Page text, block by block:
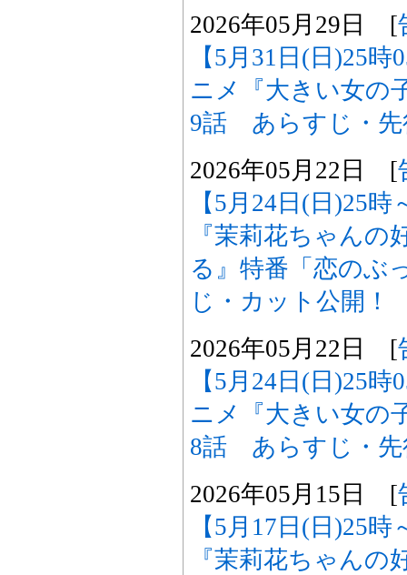
2026年05月29日 [
【5月31日(日)25
ニメ『大きい女の
9話 あらすじ・先
2026年05月22日 [
【5月24日(日)25
『茉莉花ちゃん
る』特番「恋のぶ
じ・カット公開！
2026年05月22日 [
【5月24日(日)25
ニメ『大きい女の
8話 あらすじ・先
2026年05月15日 [
【5月17日(日)25
『茉莉花ちゃん